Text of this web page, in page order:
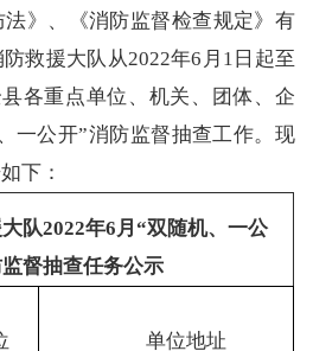
法》、《消防监督检查规定》有
救援大队从2022年6月1日起至
各重点单位、机关、团体、企
一公开”消防监督抽查工作。现
下：
队2022年6月“双随机、一公
督抽查任务公示
单位地址